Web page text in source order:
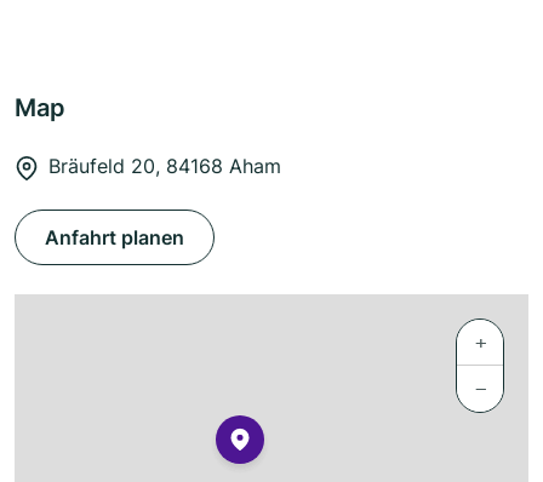
Map
Bräufeld 20, 84168 Aham
Anfahrt planen
+
−